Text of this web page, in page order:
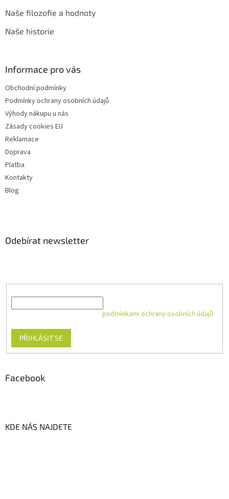
Naše filozofie a hodnoty
Naše historie
Informace pro vás
Obchodní podmínky
Podmínky ochrany osobních údajů
Výhody nákupu u nás
Zásady cookies EU
Reklamace
Doprava
Platba
Kontakty
Blog
Odebírat newsletter
podmínkami ochrany osobních údajů
PŘIHLÁSIT SE
Facebook
KDE NÁS NAJDETE